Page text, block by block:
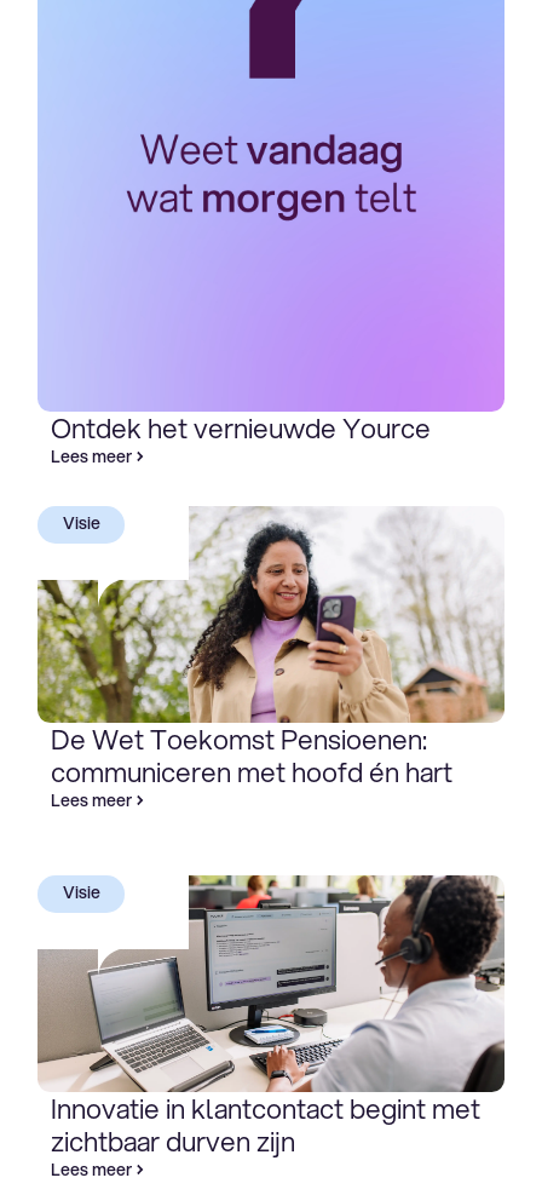
Ontdek het vernieuwde Yource
Lees meer
Visie
De Wet Toekomst Pensioenen:
communiceren met hoofd én hart
Lees meer
Visie
Innovatie in klantcontact begint met
zichtbaar durven zijn
Lees meer